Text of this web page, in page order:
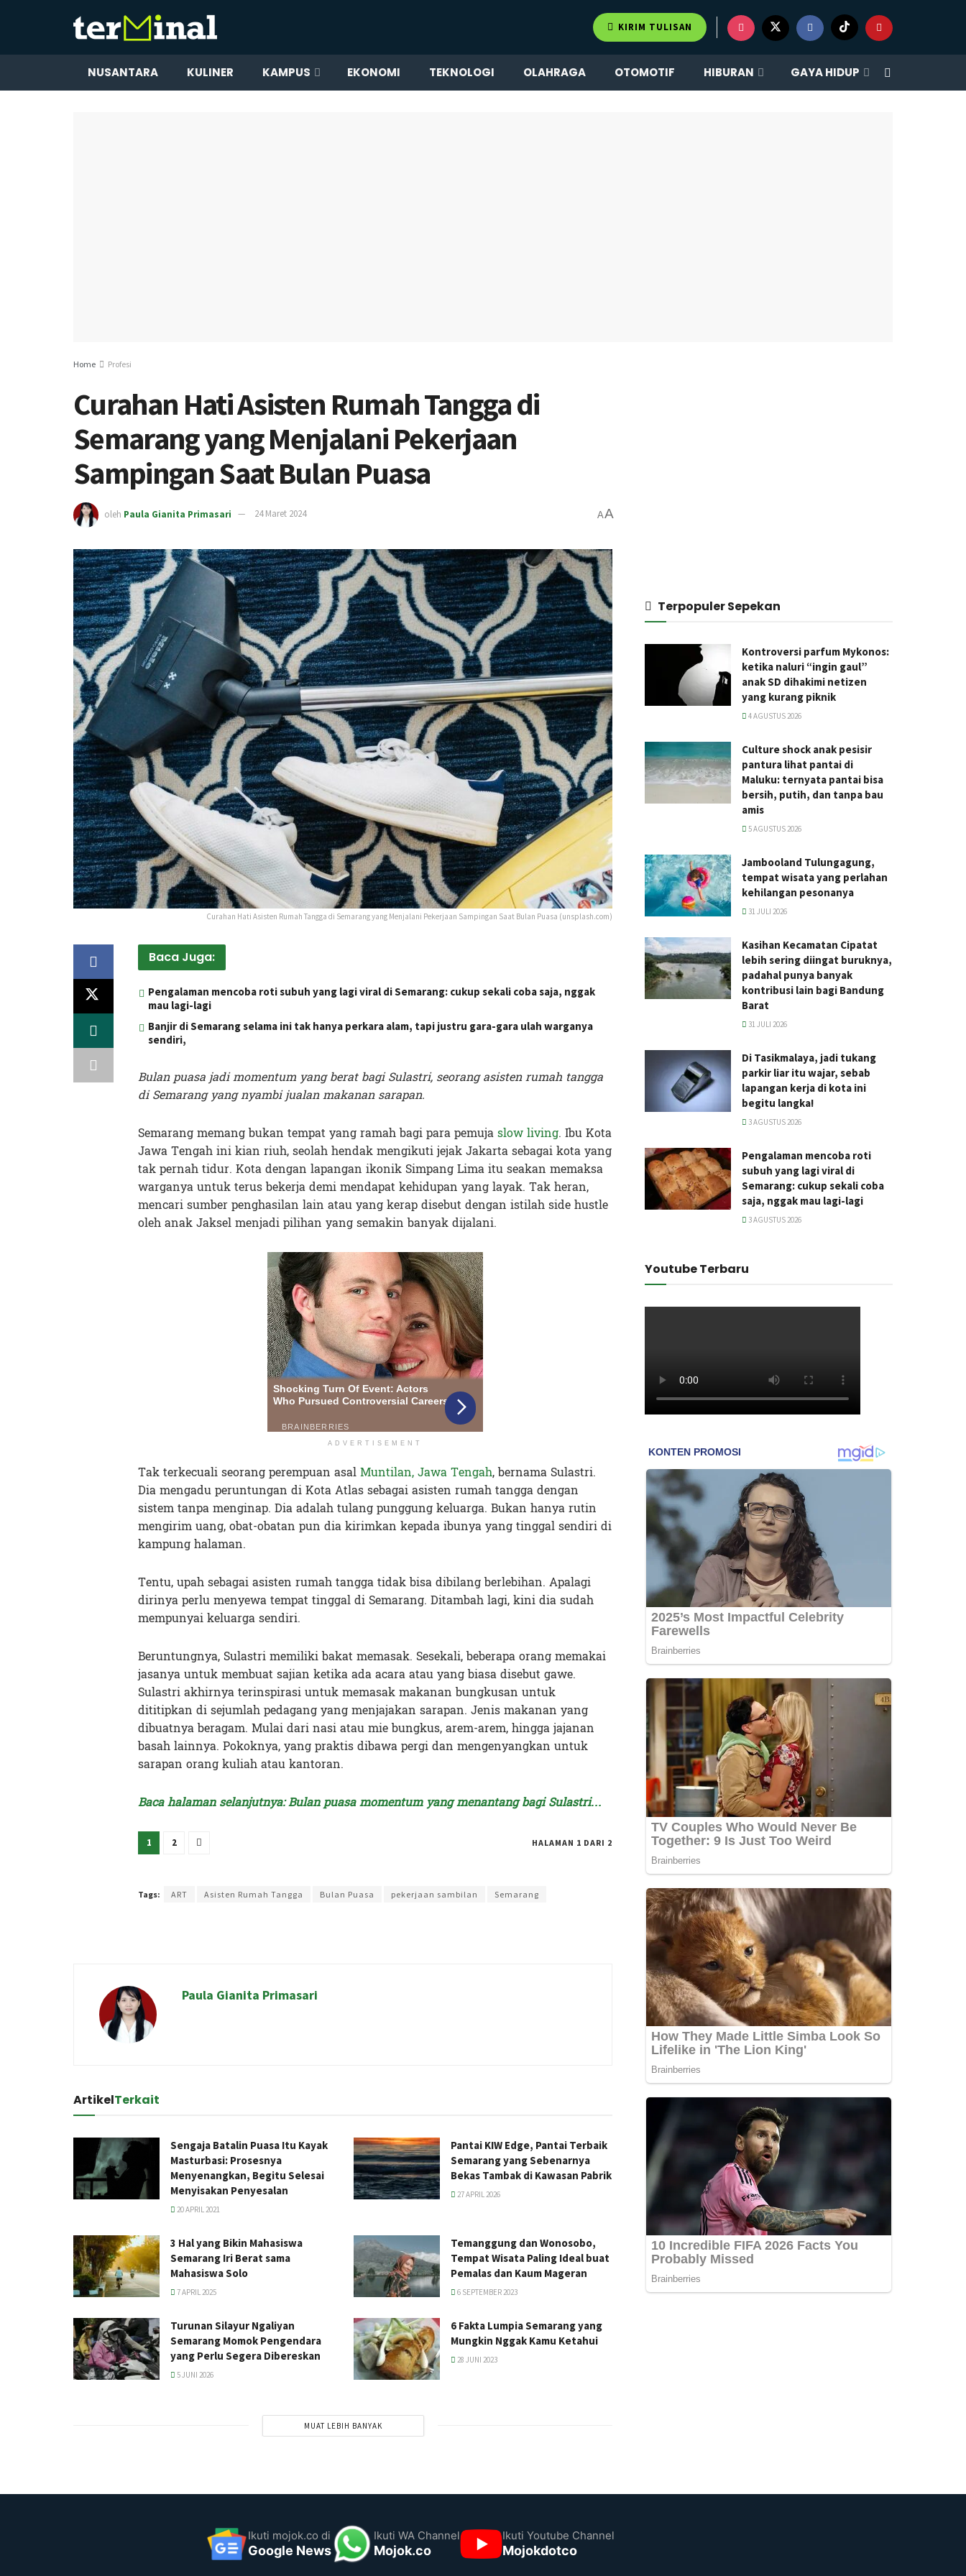
KIRIM TULISAN
NUSANTARA KULINER KAMPUS EKONOMI TEKNOLOGI OLAHRAGA OTOMOTIF HIBURAN GAYA HIDUP
Home Profesi
Curahan Hati Asisten Rumah Tangga di
Semarang yang Menjalani Pekerjaan
Sampingan Saat Bulan Puasa
oleh Paula Gianita Primasari 24 Maret 2024 AA
Curahan Hati Asisten Rumah Tangga di Semarang yang Menjalani Pekerjaan Sampingan Saat Bulan Puasa (unsplash.com)
Baca Juga:
Pengalaman mencoba roti subuh yang lagi viral di Semarang: cukup sekali coba saja, nggak
mau lagi-lagi
Banjir di Semarang selama ini tak hanya perkara alam, tapi justru gara-gara ulah warganya
sendiri,
Bulan puasa jadi momentum yang berat bagi Sulastri, seorang asisten rumah tangga
di Semarang yang nyambi jualan makanan sarapan.
Semarang memang bukan tempat yang ramah bagi para pemujaslow living. Ibu Kota
Jawa Tengah ini kian riuh, seolah hendak mengikuti jejak Jakarta sebagai kota yang
tak pernah tidur. Kota dengan lapangan ikonik Simpang Lima itu seakan memaksa
warganya untuk terus bekerja demi mendapat kehidupan yang layak. Tak heran,
mencari sumber penghasilan lain atau yang kerap disebut dengan istilah side hustle
oleh anak Jaksel menjadi pilihan yang semakin banyak dijalani.
ADVERTISEMENT
Tak terkecuali seorang perempuan asalMuntilan, Jawa Tengah, bernama Sulastri.
Dia mengadu peruntungan di Kota Atlas sebagai asisten rumah tangga dengan
sistem tanpa menginap. Dia adalah tulang punggung keluarga. Bukan hanya rutin
mengirim uang, obat-obatan pun dia kirimkan kepada ibunya yang tinggal sendiri di
kampung halaman.
Tentu, upah sebagai asisten rumah tangga tidak bisa dibilang berlebihan. Apalagi
dirinya perlu menyewa tempat tinggal di Semarang. Ditambah lagi, kini dia sudah
mempunyai keluarga sendiri.
Beruntungnya, Sulastri memiliki bakat memasak. Sesekali, beberapa orang memakai
jasanya untuk membuat sajian ketika ada acara atau yang biasa disebut gawe.
Sulastri akhirnya terinspirasi untuk memasak makanan bungkusan untuk
dititipkan di sejumlah pedagang yang menjajakan sarapan. Jenis makanan yang
dibuatnya beragam. Mulai dari nasi atau mie bungkus, arem-arem, hingga jajanan
basah lainnya. Pokoknya, yang praktis dibawa pergi dan mengenyangkan untuk
sarapan orang kuliah atau kantoran.
Baca halaman selanjutnya: Bulan puasa momentum yang menantang bagi Sulastri…
HALAMAN 1 DARI 2
1 2
Tags: ART Asisten Rumah Tangga Bulan Puasa pekerjaan sambilan Semarang
Paula Gianita Primasari
ArtikelTerkait
Sengaja Batalin Puasa Itu Kayak
Masturbasi: Prosesnya
Menyenangkan, Begitu Selesai
Menyisakan Penyesalan
20 APRIL 2021
Pantai KIW Edge, Pantai Terbaik
Semarang yang Sebenarnya
Bekas Tambak di Kawasan Pabrik
27 APRIL 2026
3 Hal yang Bikin Mahasiswa
Semarang Iri Berat sama
Mahasiswa Solo
7 APRIL 2025
Temanggung dan Wonosobo,
Tempat Wisata Paling Ideal buat
Pemalas dan Kaum Mageran
6 SEPTEMBER 2023
Turunan Silayur Ngaliyan
Semarang Momok Pengendara
yang Perlu Segera Dibereskan
5 JUNI 2026
6 Fakta Lumpia Semarang yang
Mungkin Nggak Kamu Ketahui
28 JUNI 2023
MUAT LEBIH BANYAK
Terpopuler Sepekan
Kontroversi parfum Mykonos:
ketika naluri “ingin gaul”
anak SD dihakimi netizen
yang kurang piknik
4 AGUSTUS 2026
Culture shock anak pesisir
pantura lihat pantai di
Maluku: ternyata pantai bisa
bersih, putih, dan tanpa bau
amis
5 AGUSTUS 2026
Jambooland Tulungagung,
tempat wisata yang perlahan
kehilangan pesonanya
31 JULI 2026
Kasihan Kecamatan Cipatat
lebih sering diingat buruknya,
padahal punya banyak
kontribusi lain bagi Bandung
Barat
31 JULI 2026
Di Tasikmalaya, jadi tukang
parkir liar itu wajar, sebab
lapangan kerja di kota ini
begitu langka!
3 AGUSTUS 2026
Pengalaman mencoba roti
subuh yang lagi viral di
Semarang: cukup sekali coba
saja, nggak mau lagi-lagi
3 AGUSTUS 2026
Youtube Terbaru
Ikuti mojok.co di
Google News
Ikuti WA Channel
Mojok.co
Ikuti Youtube Channel
Mojokdotco